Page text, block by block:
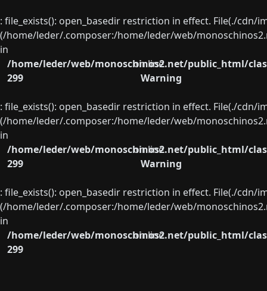
: file_exists(): open_basedir restriction in effect. File(./
(/home/leder/.composer:/home/leder/web/
in
/home/leder/web/monoschinos2.net/public_html/
on line
299
Warning
: file_exists(): open_basedir restriction in effect. File(./
(/home/leder/.composer:/home/leder/web/
in
/home/leder/web/monoschinos2.net/public_html/
on line
299
Warning
: file_exists(): open_basedir restriction in effect. File(./
(/home/leder/.composer:/home/leder/web/
in
/home/leder/web/monoschinos2.net/public_html/
on line
299